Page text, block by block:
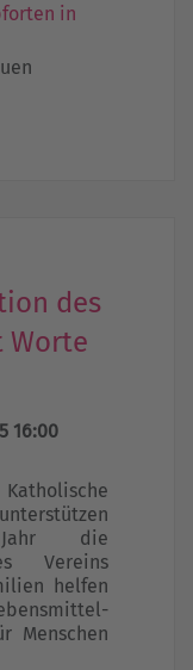
in
des
Worte
16:00
die
Vereins
helfen
Menschen